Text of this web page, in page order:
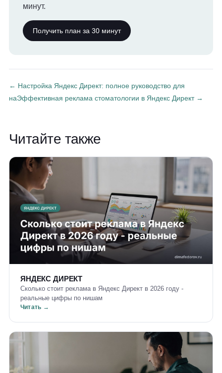
минут.
Получить план за 30 минут
← Настройка Яндекс Директ: полное руководство для
наЭффективная реклама стоматологии в Яндекс Директ →
Читайте также
ЯНДЕКС ДИРЕКТ
Сколько стоит реклама в Яндекс Директ в 2026 году -
реальные цифры по нишам
Читать →